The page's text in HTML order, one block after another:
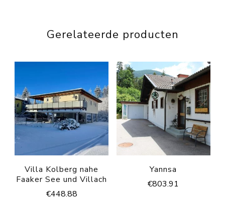
Gerelateerde producten
Villa Kolberg nahe
Faaker See und Villach
€448.88
Yannsa
€803.91